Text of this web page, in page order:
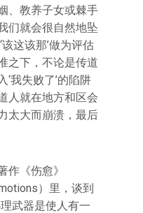
、教养子女或棘手
们就会很自然地坠
这该那’做为评估
之下，不论是传道
我失败了’的陷阱
人就在地方和区会
太大而崩溃，最后
作《伤愈》
）里，谈到
武器是使人有一